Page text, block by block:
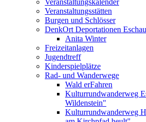
Veranstaltungskalender
Veranstaltungsstätten
Burgen und Schlösser
DenkOrt Deportationen Eschau
Anita Winter
Freizeitanlagen
Jugendtreff
Kinderspielplätze
Rad- und Wanderwege
Wald erFahren
Kulturrundwanderweg
Wildenstein"
Kulturrundwanderweg